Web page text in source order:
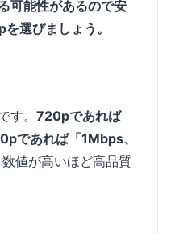
可能性があるので安
選びましょう。
す。 720pであれば
であれば「1Mbps、
数値が高いほど高品質